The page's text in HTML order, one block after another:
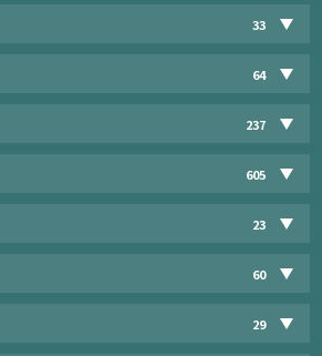
33
64
237
605
23
60
29